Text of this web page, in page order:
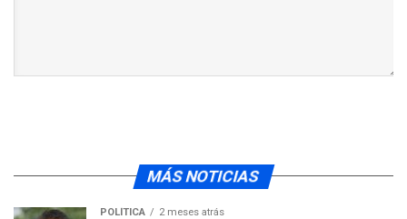
MÁS NOTICIAS
POLÍTICA 2 meses atrás